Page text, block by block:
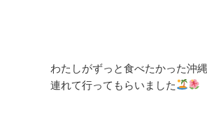
わたしがずっと食べたかった沖
連れて行ってもらいました